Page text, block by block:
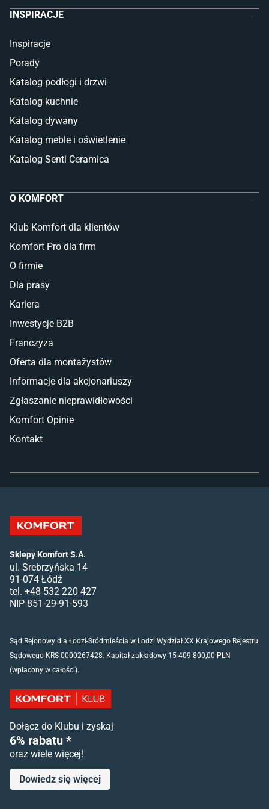
INSPIRACJE
Inspiracje
Porady
Katalog podłogi i drzwi
Katalog kuchnie
Katalog dywany
Katalog meble i oświetlenie
Katalog Senti Ceramica
O KOMFORT
Klub Komfort dla klientów
Komfort Pro dla firm
O firmie
Dla prasy
Kariera
Inwestycje B2B
Franczyza
Oferta dla montażystów
Informacje dla akcjonariuszy
Zgłaszanie nieprawidłowości
Komfort Opinie
Kontakt
Sklepy Komfort S.A.
ul. Srebrzyńska 14
91-074 Łódź
tel. +48 532 220 427
NIP 851-29-91-593
Sąd Rejonowy dla Łodzi-Śródmieścia w Łodzi Wydział XX Krajowego Rejestru
Sądowego KRS 0000267428. Kapitał zakładowy 15 409 800,00 PLN
(wpłacony w całości).
Dołącz do Klubu i zyskaj
6% rabatu *
oraz wiele więcej!
Dowiedz się więcej